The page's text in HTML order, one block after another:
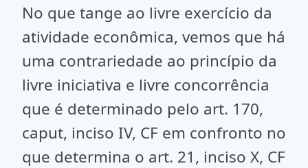
No que tange ao livre exercício da
atividade econômica, vemos que há
uma contrariedade ao princípio da
livre iniciativa e livre concorrência
que é determinado pelo art. 170,
caput, inciso IV, CF em confronto no
que determina o art. 21, inciso X, CF